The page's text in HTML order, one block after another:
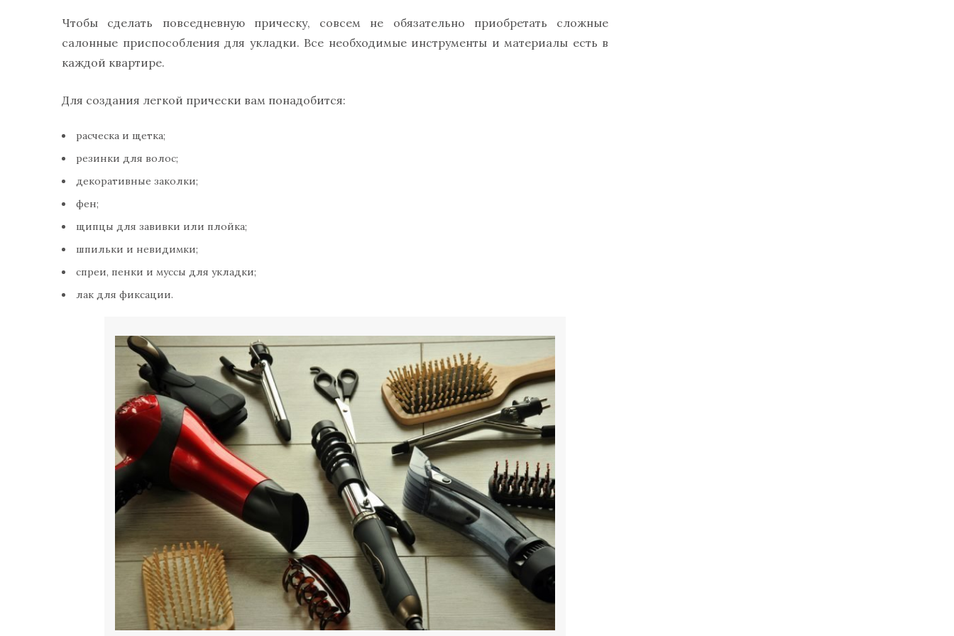
Чтобы сделать повседневную прическу, совсем не обязательно приобретать сложные
салонные приспособления для укладки. Все необходимые инструменты и материалы есть в
каждой квартире.
Для создания легкой прически вам понадобится:
расческа и щетка;
резинки для волос;
декоративные заколки;
фен;
щипцы для завивки или плойка;
шпильки и невидимки;
спреи, пенки и муссы для укладки;
лак для фиксации.